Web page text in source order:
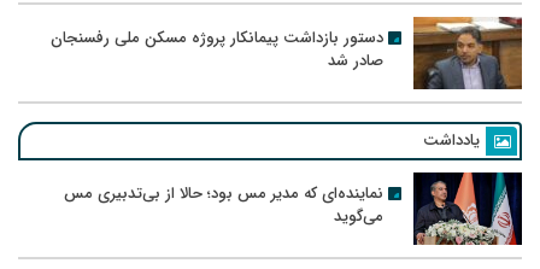
دستور بازداشت پیمانکار پروژه مسکن ملی رفسنجان
صادر شد
یادداشت
نماینده‌ای که مدیر مس بود؛ حالا از بی‌تدبیری مس
می‌گوید